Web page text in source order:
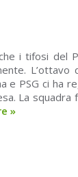
i tifosi del
L’ottavo
e PSG ci ha
La squadra
»